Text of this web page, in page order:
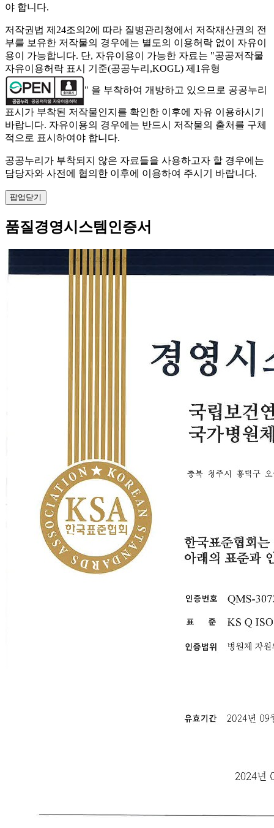
야 합니다.
저작권법 제24조의2에 따라 질병관리청에서 저작재산권의 전
부를 보유한 저작물의 경우에는 별도의 이용허락 없이 자유이
용이 가능합니다. 단, 자유이용이 가능한 자료는 "공공저작물
자유이용허락 표시 기준(공공누리,KOGL) 제1유형
" 을 부착하여 개방하고 있으므로 공공누리
표시가 부착된 저작물인지를 확인한 이후에 자유 이용하시기
바랍니다. 자유이용의 경우에는 반드시 저작물의 출처를 구체
적으로 표시하여야 합니다.
공공누리가 부착되지 않은 자료들을 사용하고자 할 경우에는
담당자와 사전에 협의한 이후에 이용하여 주시기 바랍니다.
팝업닫기
품질경영시스템인증서